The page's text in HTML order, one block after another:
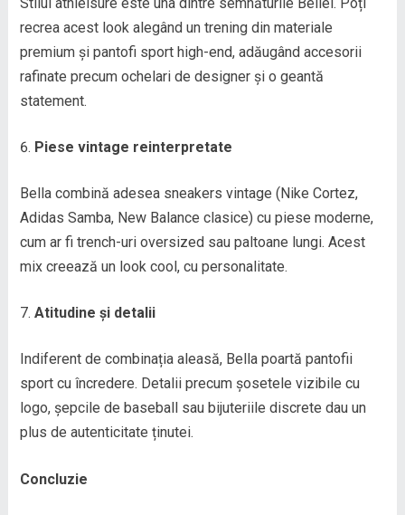
recrea acest look alegând un trening din materiale
premium și pantofi sport high-end, adăugând accesorii
rafinate precum ochelari de designer și o geantă
statement.
Piese vintage reinterpretate
Bella combină adesea sneakers vintage (Nike Cortez,
Adidas Samba, New Balance clasice) cu piese moderne,
cum ar fi trench-uri oversized sau paltoane lungi. Acest
mix creează un look cool, cu personalitate.
Atitudine și detalii
Indiferent de combinația aleasă, Bella poartă pantofii
sport cu încredere. Detalii precum șosetele vizibile cu
logo, șepcile de baseball sau bijuteriile discrete dau un
plus de autenticitate ținutei.
Concluzie